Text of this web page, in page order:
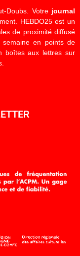
Doubs. Votre journal
HEBDO25 est un
de proximité diffusé
en points de
boîtes aux lettres sur